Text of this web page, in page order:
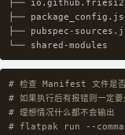
├──
├──
├── pubspec-
└──
# 检查 Manifest 文件是
# 如果执行后有报错则一定
# 理想情况什么都不会输出
# flatpak run --